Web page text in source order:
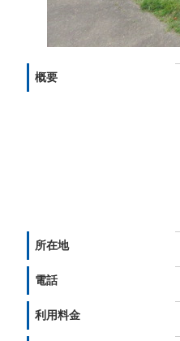
概要
所在地
電話
利用料金